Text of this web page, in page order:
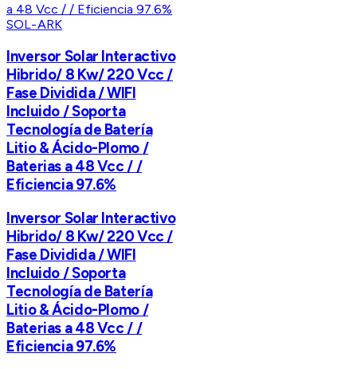
SOL-ARK
Inversor Solar Interactivo
Hibrido/ 8 Kw/ 220 Vcc /
Fase Dividida / WIFI
Incluido / Soporta
Tecnología de Batería
Litio & Ácido-Plomo /
Baterias a 48 Vcc / /
Eficiencia 97.6%
Inversor Solar Interactivo
Hibrido/ 8 Kw/ 220 Vcc /
Fase Dividida / WIFI
Incluido / Soporta
Tecnología de Batería
Litio & Ácido-Plomo /
Baterias a 48 Vcc / /
Eficiencia 97.6%